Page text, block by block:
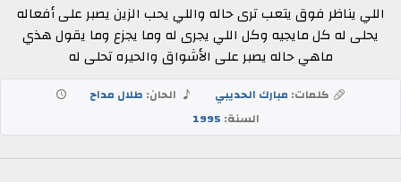
اللي يناظر فوق يتعب ترى حاله واللي يحب الزين يصبر على أفعاله
يحلى له كل مايجيه وكل اللي يجرى له وما يجزع وما يقول هذي
ماهي حاله يصبر على الأشواق والحيره تحلى له
كلمات: مبارك الحديبي الحان: طلال مداح
السنة: 1995